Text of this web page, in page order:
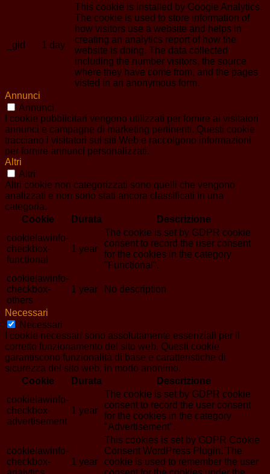
_gid 1 day
This cookie is installed by Google Analytics.
The cookie is used to store information of
how visitors use a website and helps in
creating an analytics report of how the
website is doing. The data collected
including the number visitors, the source
where they have come from, and the pages
visted in an anonymous form.
Annunci
Annunci
I cookie pubblicitari vengono utilizzati per fornire ai visitatori
annunci e campagne di marketing pertinenti. Questi cookie
tracciano i visitatori sui siti Web e raccolgono informazioni
per fornire annunci personalizzati.
Altri
Altri
Altri cookie non categorizzati sono quelli che vengono
analizzati e non sono stati ancora classificati in una
categoria.
Cookie
Durata
Descrizione
cookielawinfo-
checkbox-
functional
1 year
The cookie is set by GDPR cookie
consent to record the user consent
for the cookies in the category
"Functional".
cookielawinfo-
checkbox-
others
1 year No description
Necessari
Necessari
I cookie necessari sono assolutamente essenziali per il
corretto funzionamento del sito web. Questi cookie
garantiscono funzionalità di base e caratteristiche di
sicurezza del sito web, in modo anonimo.
Cookie
Durata
Descrizione
cookielawinfo-
checkbox-
advertisement
1 year
The cookie is set by GDPR cookie
consent to record the user consent
for the cookies in the category
"Advertisement".
cookielawinfo-
checkbox-
1 year
This cookies is set by GDPR Cookie
Consent WordPress Plugin. The
cookie is used to remember the user